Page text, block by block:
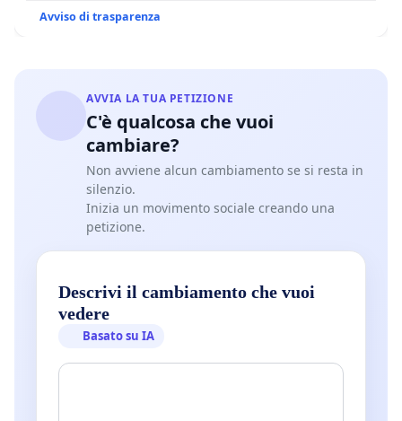
Avviso di trasparenza
AVVIA LA TUA PETIZIONE
C'è qualcosa che vuoi
cambiare?
Non avviene alcun cambiamento se si resta in
silenzio.
Inizia un movimento sociale creando una
petizione.
Descrivi il cambiamento che vuoi
vedere
Basato su IA